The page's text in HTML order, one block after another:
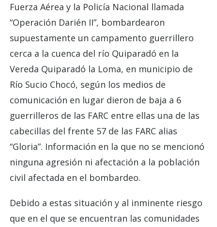
Fuerza Aérea y la Policía Nacional llamada
“Operación Darién II”, bombardearon
supuestamente un campamento guerrillero
cerca a la cuenca del río Quiparadó en la
Vereda Quiparadó la Loma, en municipio de
Río Sucio Chocó, según los medios de
comunicación en lugar dieron de baja a 6
guerrilleros de las FARC entre ellas una de las
cabecillas del frente 57 de las FARC alias
“Gloria”. Información en la que no se mencionó
ninguna agresión ni afectación a la población
civil afectada en el bombardeo.
Debido a estas situación y al inminente riesgo
que en el que se encuentran las comunidades